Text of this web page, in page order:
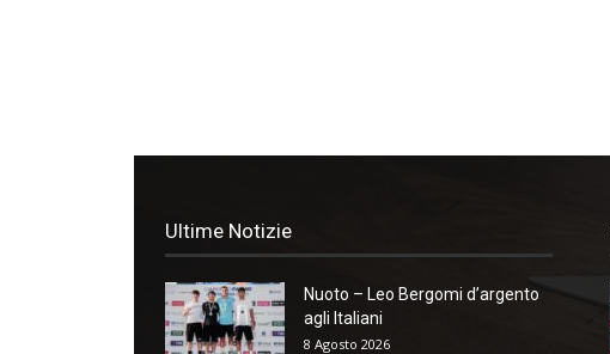
Ultime Notizie
Nuoto – Leo Bergomi d’argento
agli Italiani
8 Agosto 2026